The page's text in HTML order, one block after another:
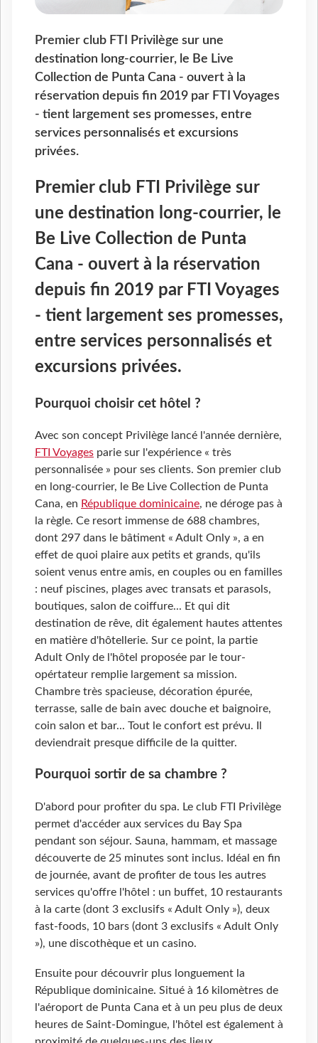
Premier club FTI Privilège sur une
destination long-courrier, le Be Live
Collection de Punta Cana - ouvert à la
réservation depuis fin 2019 par FTI Voyages
- tient largement ses promesses, entre
services personnalisés et excursions
privées.
Premier club FTI Privilège sur
une destination long-courrier, le
Be Live Collection de Punta
Cana - ouvert à la réservation
depuis fin 2019 par FTI Voyages
- tient largement ses promesses,
entre services personnalisés et
excursions privées.
Pourquoi choisir cet hôtel ?
Avec son concept Privilège lancé l'année dernière,
FTI Voyages parie sur l'expérience « très
personnalisée » pour ses clients. Son premier club
en long-courrier, le Be Live Collection de Punta
Cana, en République dominicaine, ne déroge pas à
la règle. Ce resort immense de 688 chambres,
dont 297 dans le bâtiment « Adult Only », a en
effet de quoi plaire aux petits et grands, qu'ils
soient venus entre amis, en couples ou en familles
: neuf piscines, plages avec transats et parasols,
boutiques, salon de coiffure... Et qui dit
destination de rêve, dit également hautes attentes
en matière d'hôtellerie. Sur ce point, la partie
Adult Only de l'hôtel proposée par le tour-
opértateur remplie largement sa mission.
Chambre très spacieuse, décoration épurée,
terrasse, salle de bain avec douche et baignoire,
coin salon et bar... Tout le confort est prévu. Il
deviendrait presque difficile de la quitter.
Pourquoi sortir de sa chambre ?
D'abord pour profiter du spa. Le club FTI Privilège
permet d'accéder aux services du Bay Spa
pendant son séjour. Sauna, hammam, et massage
découverte de 25 minutes sont inclus. Idéal en fin
de journée, avant de profiter de tous les autres
services qu'offre l'hôtel : un buffet, 10 restaurants
à la carte (dont 3 exclusifs « Adult Only »), deux
fast-foods, 10 bars (dont 3 exclusifs « Adult Only
»), une discothèque et un casino.
Ensuite pour découvrir plus longuement la
République dominicaine. Situé à 16 kilomètres de
l'aéroport de Punta Cana et à un peu plus de deux
heures de Saint-Domingue, l'hôtel est également à